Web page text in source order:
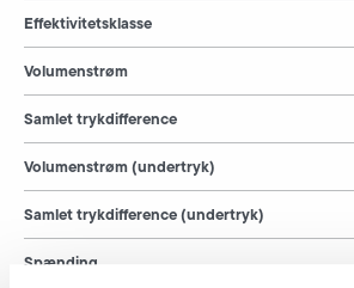
Effektivitetsklasse
Volumenstrøm
Samlet trykdifference
Volumenstrøm (undertryk)
Samlet trykdifference (undertryk)
Spænding